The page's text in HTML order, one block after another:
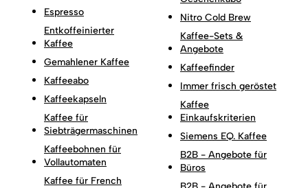
Espresso
Entkoffeinierter
Kaffee
Gemahlener Kaffee
Kaffeeabo
Kaffeekapseln
Kaffee für
Siebträgermaschinen
Kaffeebohnen für
Vollautomaten
Kaffee für French
Nitro Cold Brew
Kaffee-Sets &
Angebote
Kaffeefinder
Immer frisch geröstet
Kaffee
Einkaufskriterien
Siemens EQ. Kaffee
B2B - Angebote für
Büros